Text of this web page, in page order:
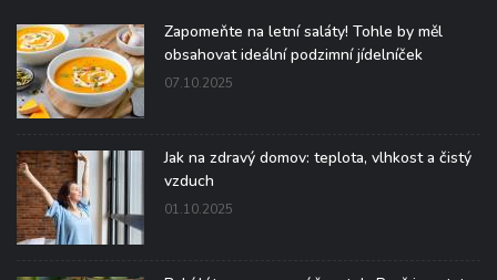
Zapomeňte na letní saláty! Tohle by měl
obsahovat ideální podzimní jídelníček
07.10.2025
Jak na zdravý domov: teplota, vlhkost a čistý
vzduch
01.10.2025